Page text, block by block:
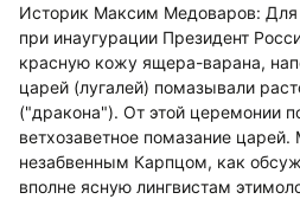
Историк Максим Медоваров: Для
при инаугурации Президент
красную кожу ящера-варана,
царей (лугалей) помазывали
("дракона"). От этой церемонии
ветхозаветное помазание
незабвенным Карпцом, как
вполне ясную лингвистам